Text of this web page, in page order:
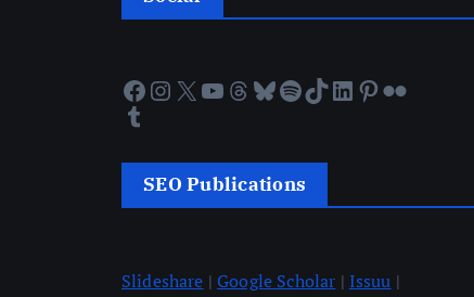
Facebook Instagram X YouTube Threads Bluesky Spotify TikTok LinkedIn Pinterest Flickr
Tumblr
SEO Publications
Slideshare |Google Scholar | Issuu |